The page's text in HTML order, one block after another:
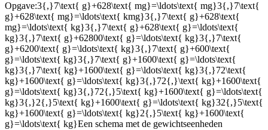
Opgave:3{,}7\text{ g}+628\text{ mg}=\ldots\text{ mg}3{,}7\text{
g}+628\text{ mg}=\ldots\text{ kmg}3{,}7\text{ g}+628\text{
mg}=\ldots\text{ kg}3{,}7\text{ g}+628\text{ g}=\ldots\text{
kg}3{,}7\text{ g}+62800\text{ g}=\ldots\text{ kg}3{,}7\text{
g}+6200\text{ g}=\ldots\text{ kg}3{,}7\text{ g}+600\text{
g}=\ldots\text{ kg}3{,}7\text{ g}+1600\text{ g}=\ldots\text{
kg}3{,}7\text{ kg}+1600\text{ g}=\ldots\text{ kg}3{,}72\text{
kg}+1600\text{ g}=\ldots\text{ kg}3{,}72{,}\text{ kg}+1600\text{
g}=\ldots\text{ kg}3{,}72{,}5\text{ kg}+1600\text{ g}=\ldots\text{
kg}3{,}2{,}5\text{ kg}+1600\text{ g}=\ldots\text{ kg}32{,}5\text{
kg}+1600\text{ g}=\ldots\text{ kg}2{,}5\text{ kg}+1600\text{
g}=\ldots\text{ kg}Een schema met de gewichtseenheden